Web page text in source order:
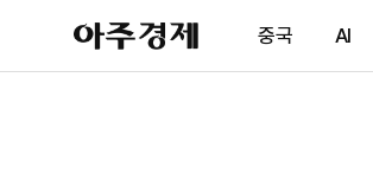
아
주
제
중국 AI